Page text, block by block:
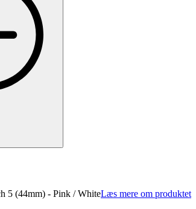
5 (44mm) - Pink / WhiteLæs mere om produktet